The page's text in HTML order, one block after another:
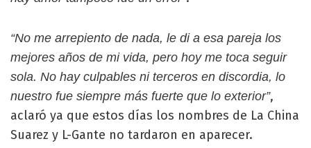
“No me arrepiento de nada, le di a esa pareja los
mejores años de mi vida, pero hoy me toca seguir
sola. No hay culpables ni terceros en discordia, lo
nuestro fue siempre más fuerte que lo exterior”,
aclaró ya que estos días los nombres de La China
Suarez y L-Gante no tardaron en aparecer.